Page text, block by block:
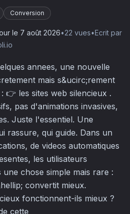
Conversion
le 7 août 2026•22 vues•Ecrit par
annees, une nouvelle
mais s&ucirc;rement
👉 les sites web silencieux .
pas d'animations invasives,
Juste l'essentiel. Une
rassure, qui guide. Dans un
de videos automatiques
les utilisateurs
chose simple mais rare :
convertit mieux.
fonctionnent-ils mieux ?
cette